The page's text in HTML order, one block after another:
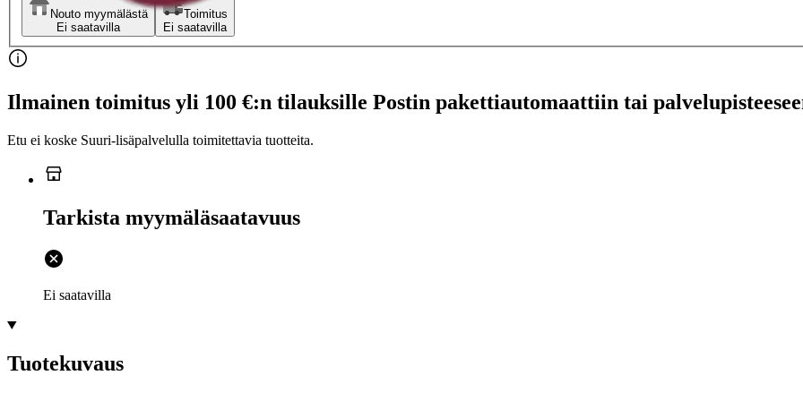
Nouto myymälästä
Ei saatavilla
Toimitus
Ei saatavilla
Ilmainen toimitus yli 100 €:n tilauksille Postin pakettiautomaattiin tai
Etu ei koske Suuri‑lisäpalvelulla toimitettavia tuotteita.
Tarkista myymäläsaatavuus
Ei saatavilla
Tuotekuvaus